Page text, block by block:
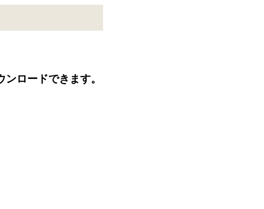
ロードできます。